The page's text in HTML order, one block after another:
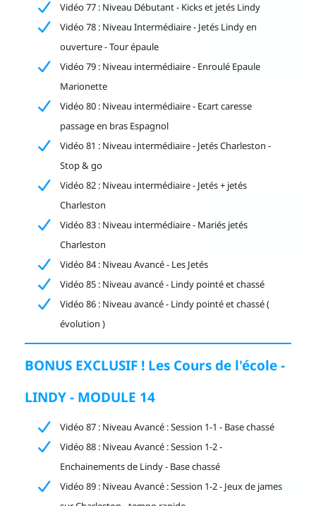
Vidéo 77 : Niveau Débutant - Kicks et jetés Lindy
Vidéo 78 : Niveau Intermédiaire - Jetés Lindy en
ouverture - Tour épaule
Vidéo 79 : Niveau intermédiaire - Enroulé Epaule
Marionette
Vidéo 80 : Niveau intermédiaire - Ecart caresse
passage en bras Espagnol
Vidéo 81 : Niveau intermédiaire - Jetés Charleston -
Stop & go
Vidéo 82 : Niveau intermédiaire - Jetés + jetés
Charleston
Vidéo 83 : Niveau intermédiaire - Mariés jetés
Charleston
Vidéo 84 : Niveau Avancé - Les Jetés
Vidéo 85 : Niveau avancé - Lindy pointé et chassé
Vidéo 86 : Niveau avancé - Lindy pointé et chassé (
évolution )
BONUS EXCLUSIF ! Les Cours de l'école -
LINDY - MODULE 14
Vidéo 87 : Niveau Avancé : Session 1-1 - Base chassé
Vidéo 88 : Niveau Avancé : Session 1-2 -
Enchainements de Lindy - Base chassé
Vidéo 89 : Niveau Avancé : Session 1-2 - Jeux de james